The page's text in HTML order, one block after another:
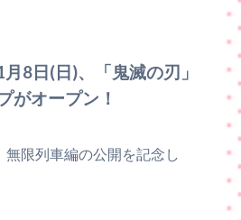
8日(日)、「鬼滅の刃」
がオープン！
無限列車編の公開を記念し